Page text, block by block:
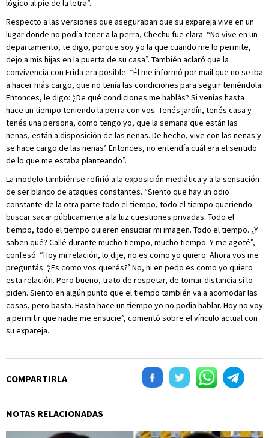
lógico al pie de la letra”.
Respecto a las versiones que aseguraban que su expareja vive en un
lugar donde no podía tener a la perra, Chechu fue clara: “No vive en un
departamento, te digo, porque soy yo la que cuando me lo permite,
dejo a mis hijas en la puerta de su casa”. También aclaró que la
convivencia con Frida era posible: “Él me informó por mail que no se iba
a hacer más cargo, que no tenía las condiciones para seguir teniéndola.
Entonces, le digo: ‘¿De qué condiciones me hablás? Si venías hasta
hace un tiempo teniendo la perra con vos. Tenés jardín, tenés casa y
tenés una persona, como tengo yo, que la semana que están las
nenas, están a disposición de las nenas. De hecho, vive con las nenas y
se hace cargo de las nenas’. Entonces, no entendía cuál era el sentido
de lo que me estaba planteando”.
La modelo también se refirió a la exposición mediática y a la sensación
de ser blanco de ataques constantes. “Siento que hay un odio
constante de la otra parte todo el tiempo, todo el tiempo queriendo
buscar sacar públicamente a la luz cuestiones privadas. Todo el
tiempo, todo el tiempo quieren ensuciar mi imagen. Todo el tiempo. ¿Y
saben qué? Callé durante mucho tiempo, mucho tiempo. Y me agoté”,
confesó. “Hoy mi relación, lo dije, no es como yo quiero. Ahora vos me
preguntás: ‘¿Es como vos querés?’ No, ni en pedo es como yo quiero
esta relación. Pero bueno, trato de respetar, de tomar distancia si lo
piden. Siento en algún punto que el tiempo también va a acomodar las
cosas, pero basta. Hasta hace un tiempo yo no podía hablar. Hoy no voy
a permitir que nadie me ensucie”, comentó sobre el vínculo actual con
su expareja.
COMPARTIRLA
NOTAS RELACIONADAS